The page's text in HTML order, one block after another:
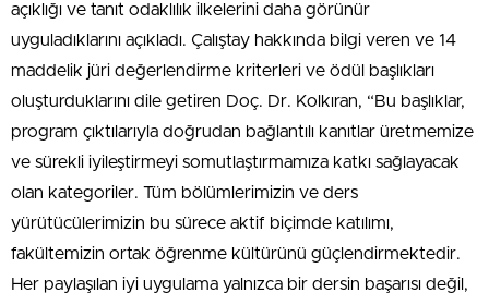
açıklığı ve tanıt odaklılık ilkelerini daha görünür
uyguladıklarını açıkladı. Çalıştay hakkında bilgi veren ve 14
maddelik jüri değerlendirme kriterleri ve ödül başlıkları
oluşturduklarını dile getiren Doç. Dr. Kolkıran, “Bu başlıklar,
program çıktılarıyla doğrudan bağlantılı kanıtlar üretmemize
ve sürekli iyileştirmeyi somutlaştırmamıza katkı sağlayacak
olan kategoriler. Tüm bölümlerimizin ve ders
yürütücülerimizin bu sürece aktif biçimde katılımı,
fakültemizin ortak öğrenme kültürünü güçlendirmektedir.
Her paylaşılan iyi uygulama yalnızca bir dersin başarısı değil,